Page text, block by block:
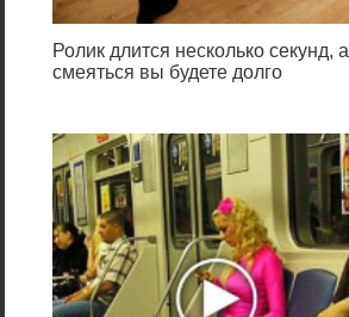
Ролик длится несколько секунд, а
смеяться вы будете долго